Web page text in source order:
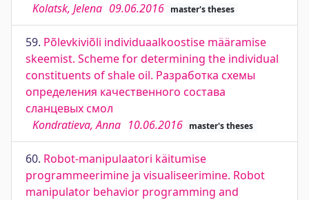
Kolatsk, Jelena 09.06.2016 master's theses
59. Põlevkiviõli individuaalkoostise määramise
skeemist. Scheme for determining the individual
constituents of shale oil. Разработка схемы
определения качественного состава
сланцевых смол
Kondratieva, Anna 10.06.2016 master's theses
60. Robot-manipulaatori käitumise
programmeerimine ja visualiseerimine. Robot
manipulator behavior programming and